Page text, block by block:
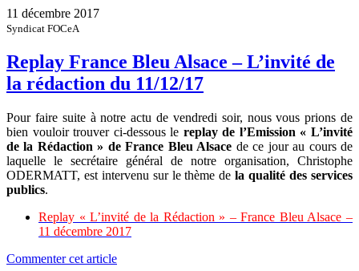
11 décembre 2017
Syndicat FOCeA
Replay France Bleu Alsace – L’invité de
la rédaction du 11/12/17
Pour faire suite à notre actu de vendredi soir, nous vous prions de
bien vouloir trouver ci-dessous le replay de l’Emission « L’invité
de la Rédaction » de France Bleu Alsace de ce jour au cours de
laquelle le secrétaire général de notre organisation, Christophe
ODERMATT, est intervenu sur le thème dela qualité des services
publics.
Replay « L’invité de la Rédaction » – France Bleu Alsace –
11 décembre 2017
Commenter cet article